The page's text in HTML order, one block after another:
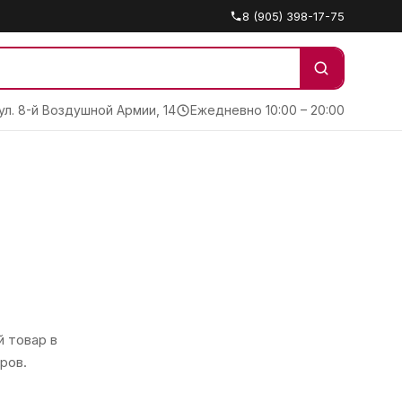
8 (905) 398-17-75
8-й Воздушной Армии, 14 Ежедневно 10:00 – 20:00
товар в